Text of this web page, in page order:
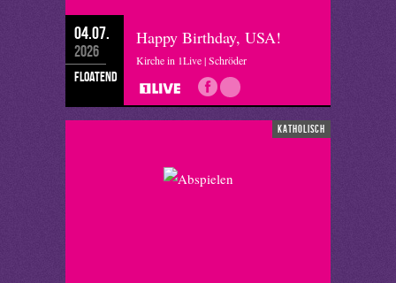
04.07.
2026
floatend
Happy Birthday, USA!
Kirche in 1Live | Schröder
katholisch